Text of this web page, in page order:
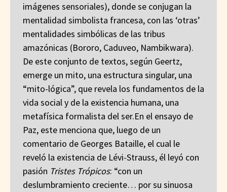
imágenes sensoriales), donde se conjugan la
mentalidad simbolista francesa, con las ‘otras’
mentalidades simbólicas de las tribus
amazónicas (Bororo, Caduveo, Nambikwara).
De este conjunto de textos, según Geertz,
emerge un mito, una estructura singular, una
“mito-lógica”, que revela los fundamentos de la
vida social y de la existencia humana, una
metafísica formalista del ser.En el ensayo de
Paz, este menciona que, luego de un
comentario de Georges Bataille, el cual le
reveló la existencia de Lévi-Strauss, él leyó con
pasión Tristes Trópicos: “con un
deslumbramiento creciente… por su sinuosa